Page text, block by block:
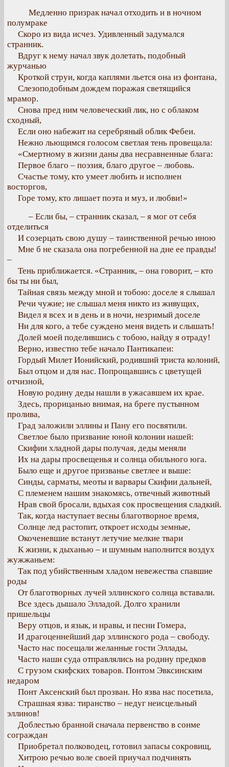
Медленно призрак начал отходить и в ночном
полумраке
Скоро из вида исчез. Удивленный задумался
странник.
Вдруг к нему начал звук долетать, подобный
журчанью
Кроткой струи, когда каплями льется она из фонтана,
Слезоподобным дождем поражая светящийся
мрамор.
Снова пред ним человеческий лик, но с облаком
сходный,
Если оно набежит на серебряный облик Фебеи.
Нежно льющимся голосом светлая тень провещала:
«Смертному в жизни даны два несравненные блага:
Первое благо – поэзия, благо другое – любовь.
Счастье тому, кто умеет любить и исполнен
восторгов,
Горе тому, кто лишает поэта и муз, и любви!»
– Если бы, – странник сказал, – я мог от себя
отделиться
И созерцать свою душу – таинственной речью иною
Мне б не сказала она погребенной на дне ее правды!
–
Тень приближается. «Странник, – она говорит, – кто
бы ты ни был,
Тайная связь между мной и тобою: доселе я слышал
Речи чужие; не слышал меня никто из живущих,
Видел я всех и в день и в ночи, незримый доселе
Ни для кого, а тебе суждено меня видеть и слышать!
Долей моей поделившись с тобою, найду я отраду!
Верно, известно тебе начало Пантикапеи:
Гордый Милет Ионийский, родивший триста колоний,
Был отцом и для нас. Попрощавшись с цветущей
отчизной,
Новую родину деды нашли в ужасавшем их крае.
Здесь, прорицанью внимая, на бреге пустынном
пролива,
Град заложили эллины и Пану его посвятили.
Светлое было призвание юной колонии нашей:
Скифии хладной дары получая, деды меняли
Их на дары просвещенья и солнца обильного юга.
Было еще и другое призванье светлее и выше:
Синды, сарматы, меоты и варвары Скифии дальней,
С племенем нашим знакомясь, отвечный животный
Нрав свой бросали, вдыхая сок просвещения сладкий.
Так, когда наступает весны благотворное время,
Солнце лед растопит, откроет исходы земные,
Окоченевшие встанут летучие мелкие твари
К жизни, к дыханью – и шумным наполнится воздух
жужжаньем:
Так под убийственным хладом невежества спавшие
роды
От благотворных лучей эллинского солнца вставали.
Все здесь дышало Элладой. Долго хранили
пришельцы
Веру отцов, и язык, и нравы, и песни Гомера,
И драгоценнейший дар эллинского рода – свободу.
Часто нас посещали желанные гости Эллады,
Часто наши суда отправлялись на родину предков
С грузом скифских товаров. Понтом Эвксинским
недаром
Понт Аксенский был прозван. Но язва нас посетила,
Страшная язва: тиранство – недуг неисцельный
эллинов!
Доблестью бранной сначала первенство в сонме
сограждан
Приобретал полководец, готовил запасы сокровищ,
Хитрою речью воле своей приучал подчинять